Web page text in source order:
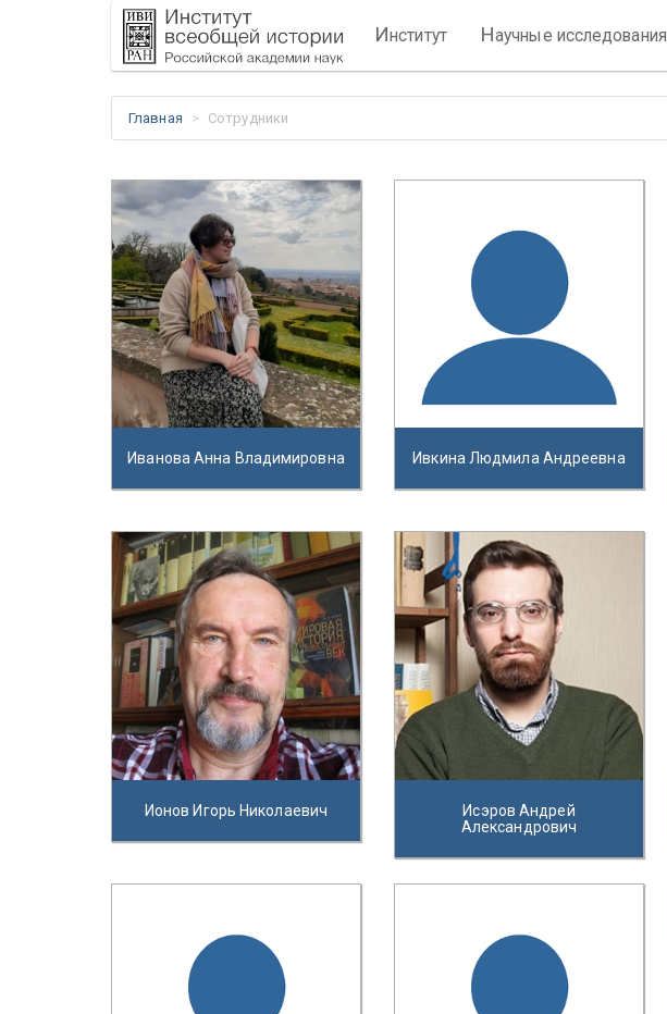
Институт Научные исследования
Главная Сотрудники
Иванова Анна Владимировна Ивкина Людмила Андреевна
Ионов Игорь Николаевич
Исэров Андрей
Александрович